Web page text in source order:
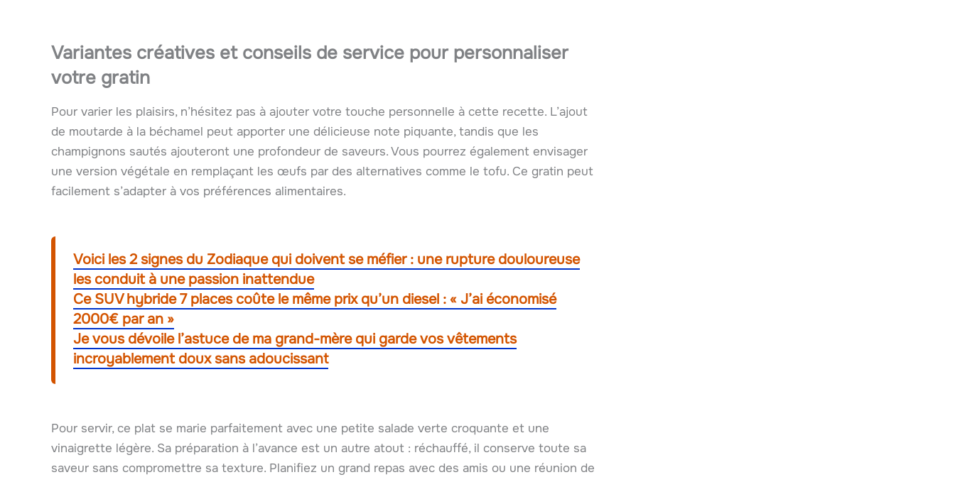
Variantes créatives et conseils de service pour personnaliser
votre gratin
Pour varier les plaisirs, n’hésitez pas à ajouter votre touche personnelle à cette recette. L’ajout
de moutarde à la béchamel peut apporter une délicieuse note piquante, tandis que les
champignons sautés ajouteront une profondeur de saveurs. Vous pourrez également envisager
une version végétale en remplaçant les œufs par des alternatives comme le tofu. Ce gratin peut
facilement s’adapter à vos préférences alimentaires.
Voici les 2 signes du Zodiaque qui doivent se méfier : une rupture douloureuse
les conduit à une passion inattendue
Ce SUV hybride 7 places coûte le même prix qu’un diesel : « J’ai économisé
2000€ par an »
Je vous dévoile l’astuce de ma grand-mère qui garde vos vêtements
incroyablement doux sans adoucissant
Pour servir, ce plat se marie parfaitement avec une petite salade verte croquante et une
vinaigrette légère. Sa préparation à l’avance est un autre atout : réchauffé, il conserve toute sa
saveur sans compromettre sa texture. Planifiez un grand repas avec des amis ou une réunion de